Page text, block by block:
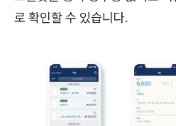
로 확인할 수 있습니다.